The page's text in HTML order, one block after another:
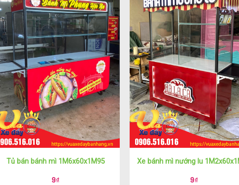
Tủ bán bánh mì 1M6x60x1M95
9₫
Xe bánh mì nướng lu
9₫